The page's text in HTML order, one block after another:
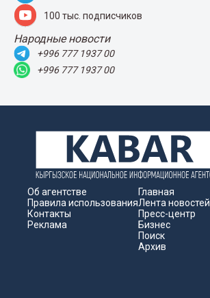
100 тыс. подписчиков
Народные новости
+996 777 1937 00
+996 777 1937 00
Об агентстве
Правила использования
Контакты
Реклама
Главная
Лента новостей
Пресс-центр
Бизнес
Поиск
Архив